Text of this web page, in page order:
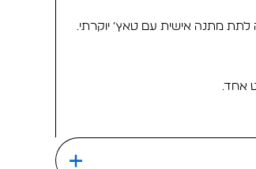
לתת מתנה אישית עם טאץ׳ יוקרתי.